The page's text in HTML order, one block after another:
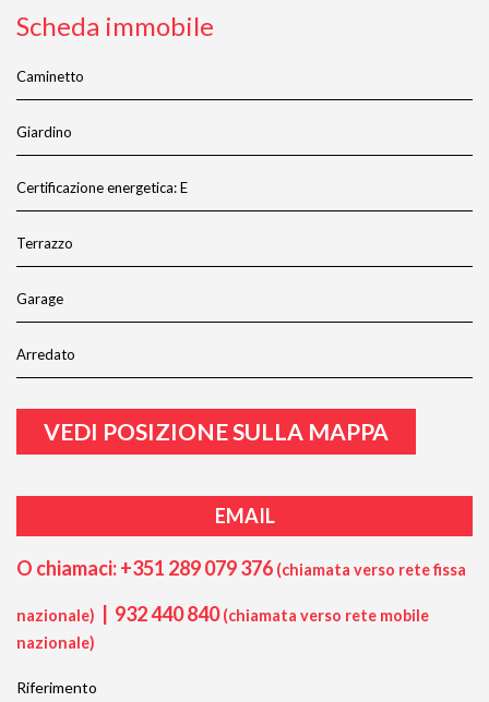
Scheda immobile
Caminetto
Giardino
Certificazione energetica: E
Terrazzo
Garage
Arredato
VEDI POSIZIONE SULLA MAPPA
EMAIL
O chiamaci: +351 289 079 376 (chiamata verso rete fissa
nazionale) 932 440 840(chiamata verso rete mobile
nazionale)
Riferimento